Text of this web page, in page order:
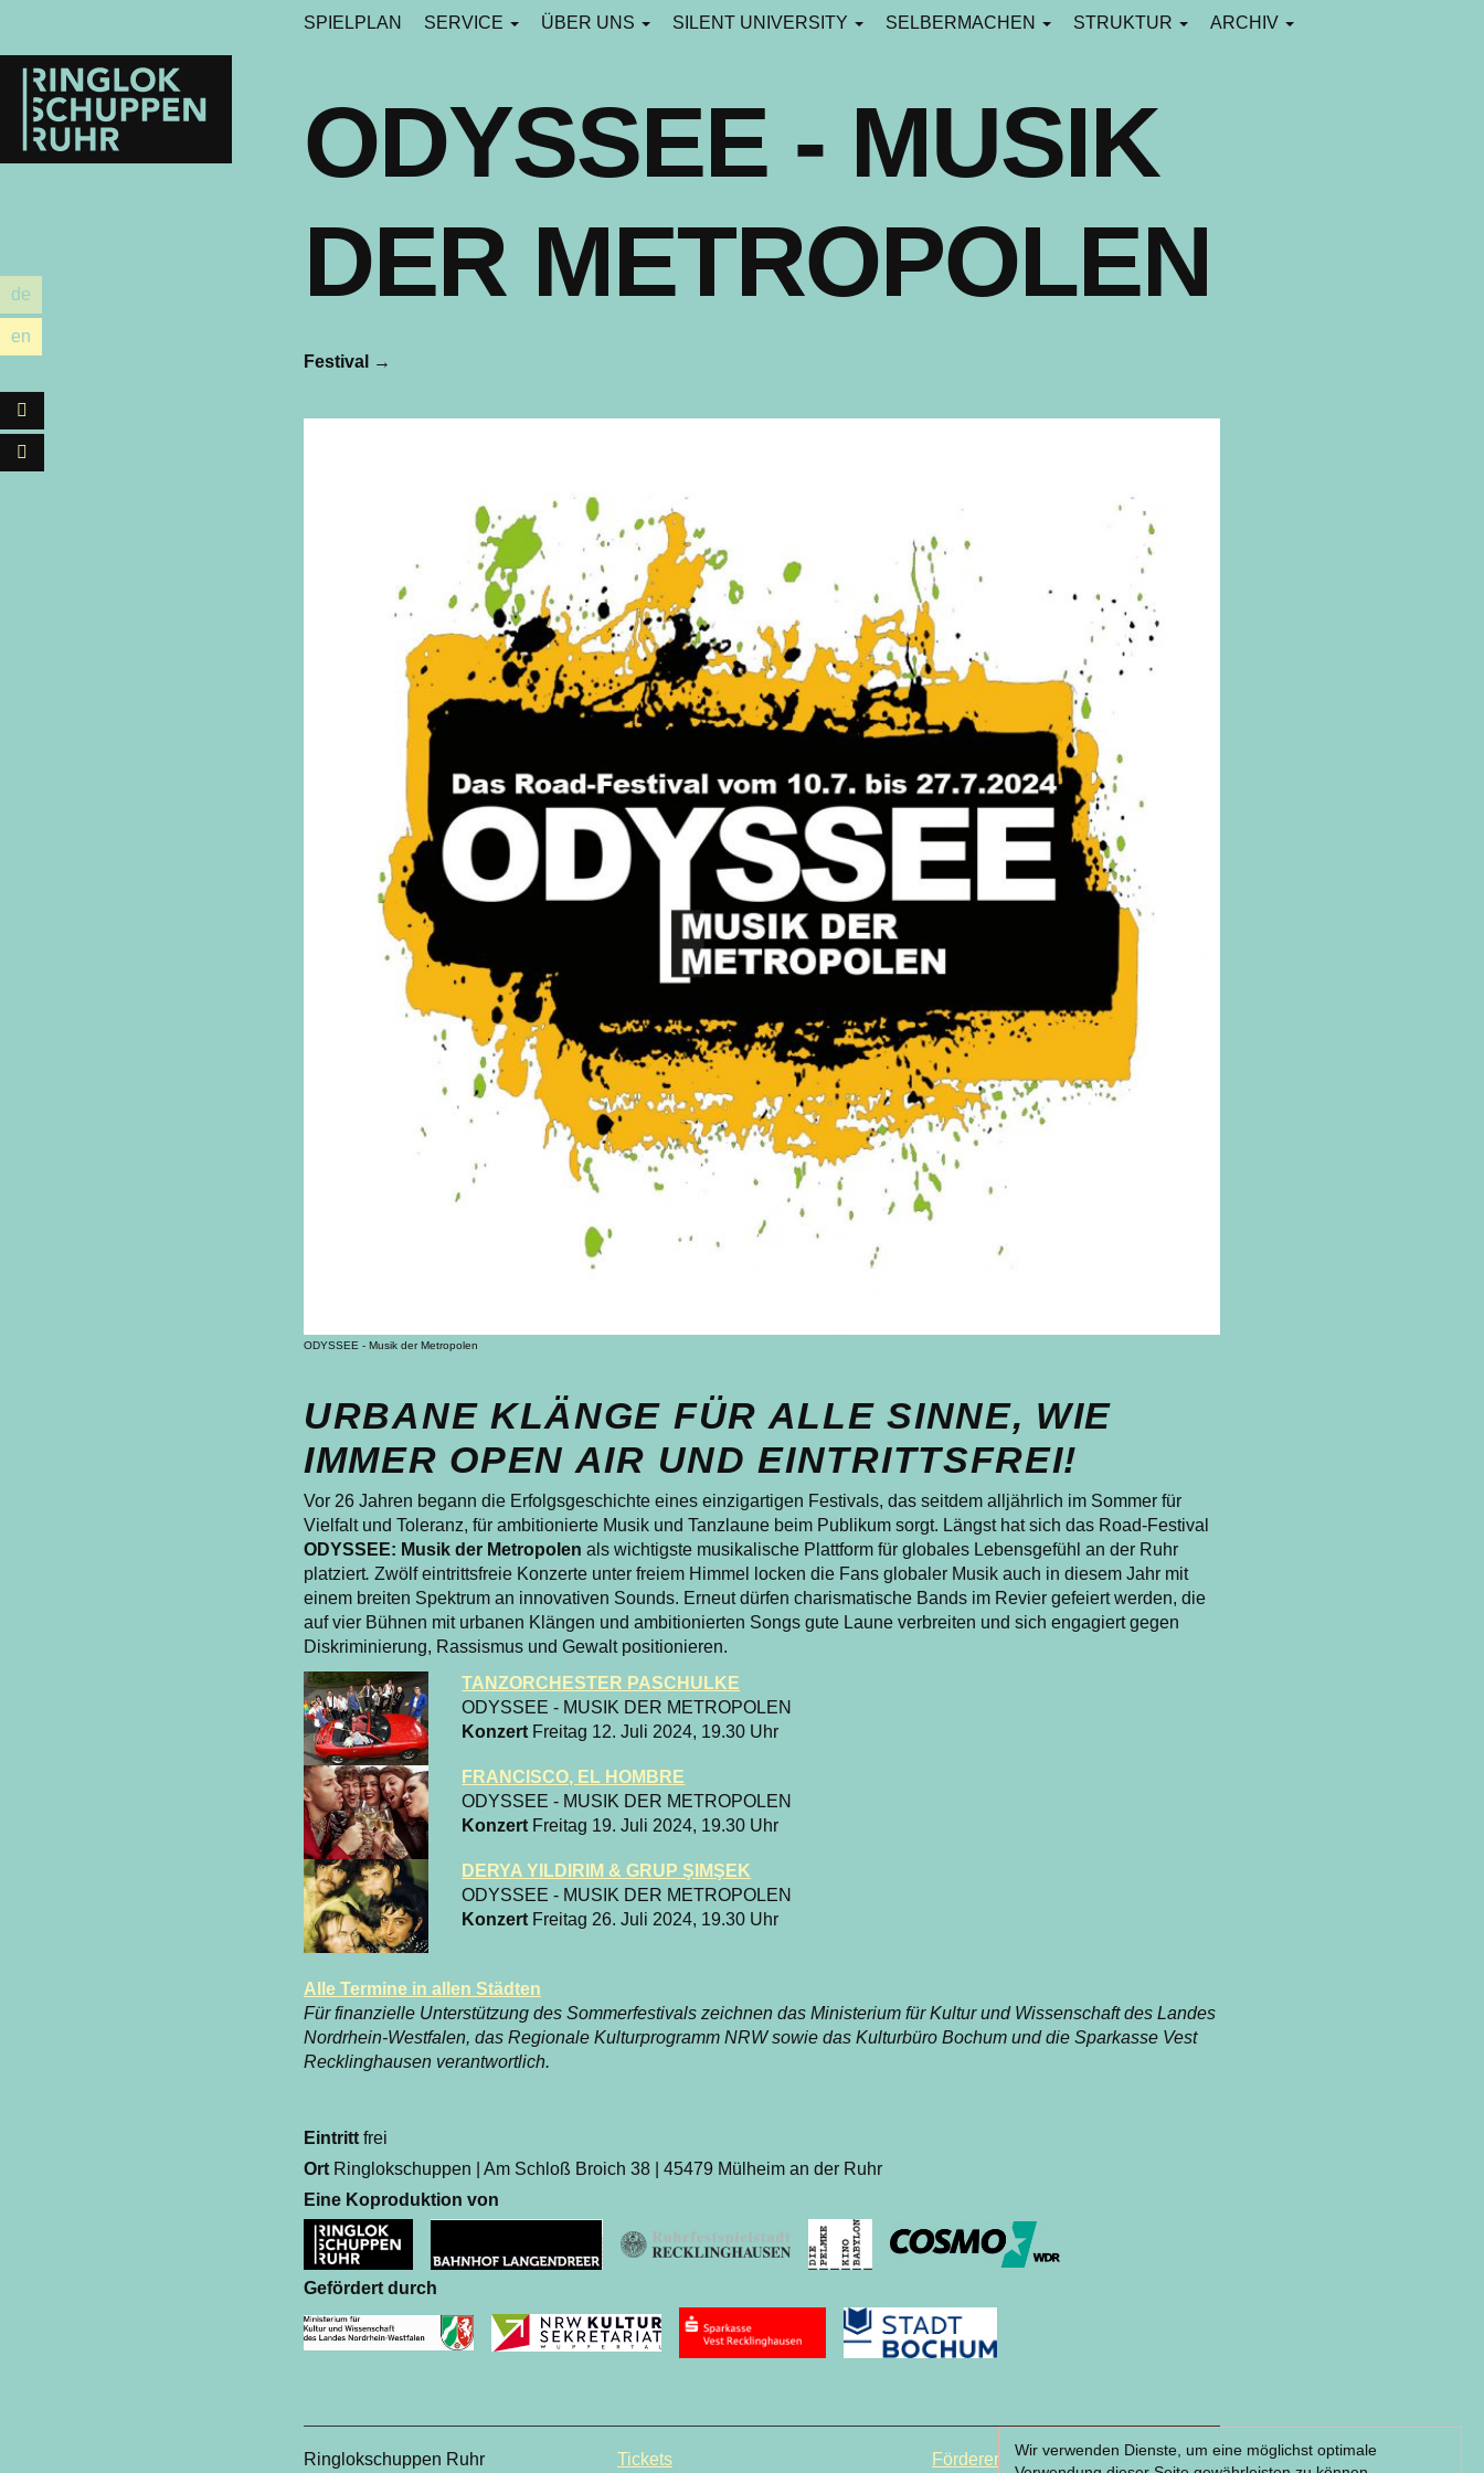
Ringlokschuppen
Ruhr
de
en
SPIELPLAN SERVICE ÜBER UNS SILENT UNIVERSITY SELBERMACHEN STRUKTUR ARCHIV
ODYSSEE - MUSIK
DER METROPOLEN
Festival →
ODYSSEE - Musik der Metropolen
URBANE KLÄNGE FÜR ALLE SINNE, WIE
IMMER OPEN AIR UND EINTRITTSFREI!
Vor 26 Jahren begann die Erfolgsgeschichte eines einzigartigen Festivals, das seitdem alljährlich im Sommer für
Vielfalt und Toleranz, für ambitionierte Musik und Tanzlaune beim Publikum sorgt. Längst hat sich das Road-Festival
ODYSSEE: Musik der Metropolen als wichtigste musikalische Plattform für globales Lebensgefühl an der Ruhr
platziert. Zwölf eintrittsfreie Konzerte unter freiem Himmel locken die Fans globaler Musik auch in diesem Jahr mit
einem breiten Spektrum an innovativen Sounds. Erneut dürfen charismatische Bands im Revier gefeiert werden, die
auf vier Bühnen mit urbanen Klängen und ambitionierten Songs gute Laune verbreiten und sich engagiert gegen
Diskriminierung, Rassismus und Gewalt positionieren.
TANZORCHESTER PASCHULKE
ODYSSEE - MUSIK DER METROPOLEN
Konzert Freitag 12. Juli 2024, 19.30 Uhr
FRANCISCO, EL HOMBRE
ODYSSEE - MUSIK DER METROPOLEN
Konzert Freitag 19. Juli 2024, 19.30 Uhr
DERYA YILDIRIM & GRUP ŞIMŞEK
ODYSSEE - MUSIK DER METROPOLEN
Konzert Freitag 26. Juli 2024, 19.30 Uhr
Alle Termine in allen Städten
Für finanzielle Unterstützung des Sommerfestivals zeichnen das Ministerium für Kultur und Wissenschaft des Landes
Nordrhein-Westfalen, das Regionale Kulturprogramm NRW sowie das Kulturbüro Bochum und die Sparkasse Vest
Recklinghausen verantwortlich.
Eintritt frei
Ort Ringlokschuppen | Am Schloß Broich 38 | 45479 Mülheim an der Ruhr
Eine Koproduktion von
Gefördert durch
Ringlokschuppen Ruhr Tickets Förderer & Partner
Wir verwenden Dienste, um eine möglichst optimale